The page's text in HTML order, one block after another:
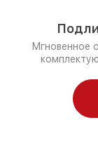
Мгновенное